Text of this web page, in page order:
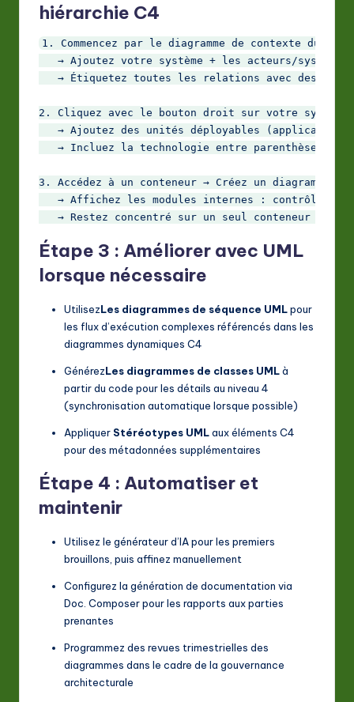
hiérarchie C4
1. Commencez par le diagramme de contexte du
→ Ajoutez votre système + les acteurs/systèmes
→ Étiquetez toutes les relations avec des
2. Cliquez avec le bouton droit sur votre système
→ Ajoutez des unités déployables (application
→ Incluez la technologie entre parenthèses :
3. Accédez à un conteneur → Créez un diagramme de
→ Affichez les modules internes : contrôleurs,
Étape 3 : Améliorer avec UML
lorsque nécessaire
UtilisezLes diagrammes de séquence UMLpour
les flux d’exécution complexes référencés dans les
diagrammes dynamiques C4
GénérezLes diagrammes de classes UMLà
partir du code pour les détails au niveau 4
(synchronisation automatique lorsque possible)
Appliquer Stéréotypes UMLaux éléments C4
pour des métadonnées supplémentaires
Étape 4 : Automatiser et
maintenir
Utilisez le générateur d’IA pour les premiers
brouillons, puis affinez manuellement
Configurez la génération de documentation via
Doc. Composer pour les rapports aux parties
prenantes
Programmez des revues trimestrielles des
diagrammes dans le cadre de la gouvernance
architecturale